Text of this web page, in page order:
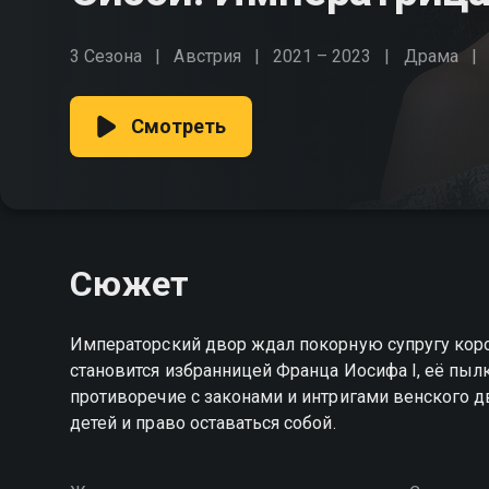
3 Сезона Австрия 2021 – 2023 Драма
Смотреть
Сюжет
Императорский двор ждал покорную супругу
становится избранницей Франца Иосифа I, её
противоречие с законами и интригами
детей и право оставаться собой.